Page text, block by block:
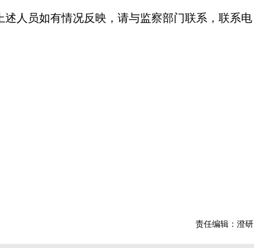
述人员如有情况反映，请与监察部门联系，联系电
责任编辑：澄研